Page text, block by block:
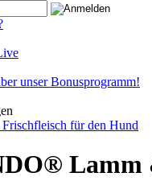
unser Bonusprogramm!